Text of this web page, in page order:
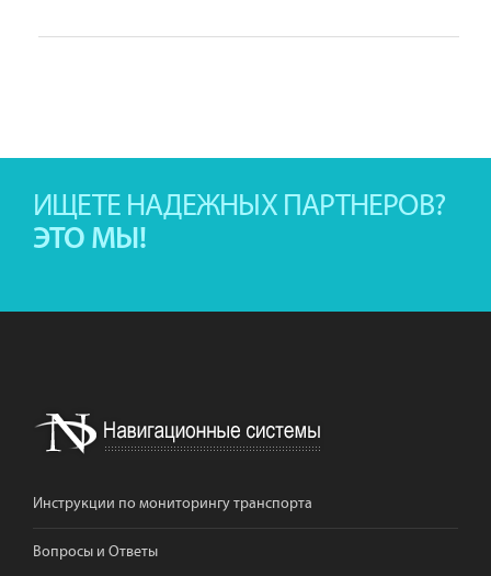
ИЩЕТЕ НАДЕЖНЫХ ПАРТНЕРОВ?
ЭТО МЫ!
Инструкции по мониторингу транспорта
Вопросы и Ответы